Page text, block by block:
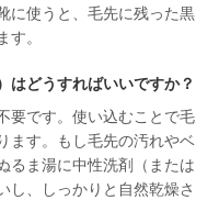
に使うと、毛先に残った黒
す。
はどうすればいいですか？
要です。使い込むことで毛
ます。もし毛先の汚れやベ
るま湯に中性洗剤（または
し、しっかりと自然乾燥さ